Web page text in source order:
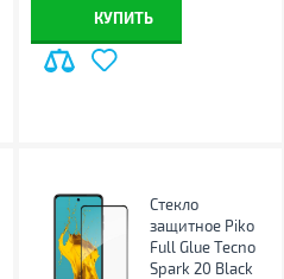
КУПИТЬ
Стекло
защитное Piko
Full Glue Tecno
Spark 20 Black